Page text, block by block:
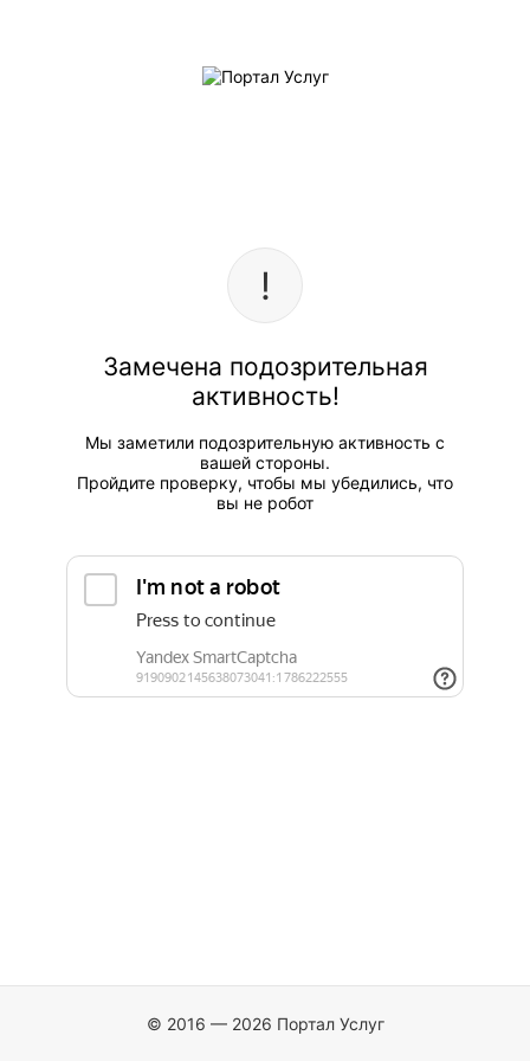
Замечена подозрительная
активность!
Мы заметили подозрительную активность с
вашей стороны.
Пройдите проверку, чтобы мы убедились, что
вы не робот
© 2016 — 2026 Портал Услуг